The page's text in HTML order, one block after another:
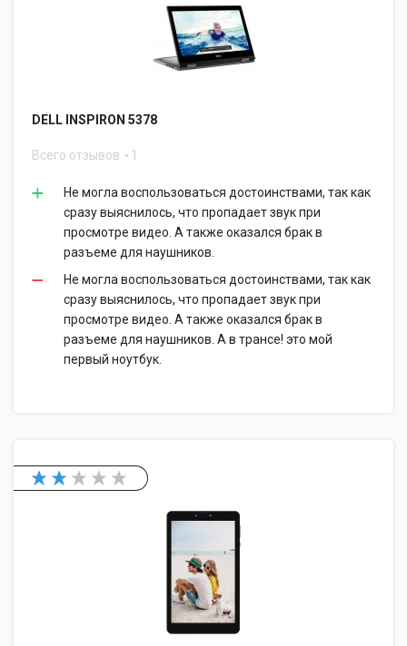
DELL INSPIRON 5378
Всего отзывов 1
Не могла воспользоваться достоинствами, так как
сразу выяснилось, что пропадает звук при
просмотре видео. А также оказался брак в
разъеме для наушников.
Не могла воспользоваться достоинствами, так как
сразу выяснилось, что пропадает звук при
просмотре видео. А также оказался брак в
разъеме для наушников. А в трансе! это мой
первый ноутбук.